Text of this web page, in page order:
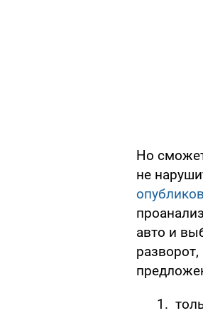
Но
не
авто и